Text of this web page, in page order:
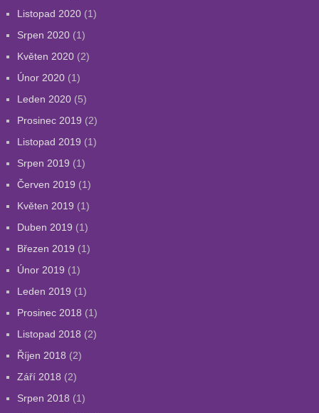
Listopad 2020(1)
Srpen 2020(1)
Květen 2020(2)
Únor 2020(1)
Leden 2020(5)
Prosinec 2019 (2)
Listopad 2019 (1)
Srpen 2019 (1)
Červen 2019 (1)
Květen 2019 (1)
Duben 2019 (1)
Březen 2019 (1)
Únor 2019 (1)
Leden 2019 (1)
Prosinec 2018 (1)
Listopad 2018 (2)
Říjen 2018 (2)
Září 2018 (2)
Srpen 2018 (1)